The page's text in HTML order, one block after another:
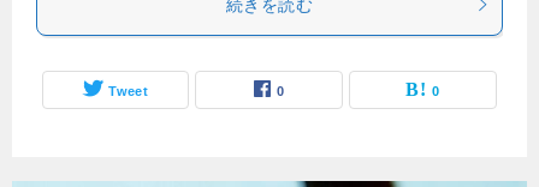
続きを読む
Tweet 0 0